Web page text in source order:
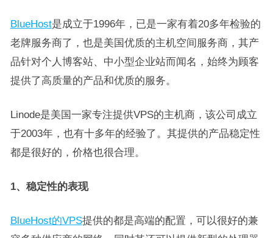
BlueHost是成立于1996年，已是一家有着20多年检验的
老牌服务商了，也是美国优质的主机空间服务商，其产
品针对个人博客站、中小型企业站而闻名，始终为顾客
提供了高质量的产品和优质的服务。
Linode是美国一家专注提供VPS的主机商，该公司成立
于2003年，也有十多年的经验了。其提供的产品稳定性
都是很好的，价格也很合理。
1、稳定性的表现
BlueHost的VPS提供的都是高端的配置，可以很好的兼